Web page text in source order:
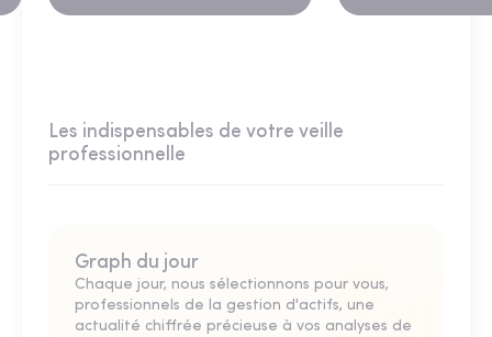
Les indispensables de votre veille
professionnelle
Graph du jour
Chaque jour, nous sélectionnons pour vous,
professionnels de la gestion d'actifs, une
actualité chiffrée précieuse à vos analyses de